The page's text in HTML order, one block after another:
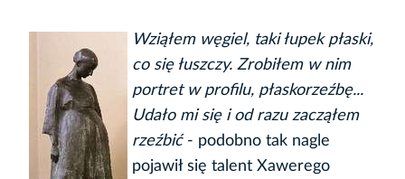
Wziąłem węgiel, taki łupek płaski,
co się łuszczy. Zrobiłem w nim
portret w profilu, płaskorzeźbę...
Udało mi się i od razu zacząłem
rzeźbić - podobno tak nagle
pojawił się talent Xawerego